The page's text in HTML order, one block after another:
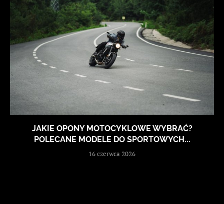
JAKIE OPONY MOTOCYKLOWE WYBRAĆ?
POLECANE MODELE DO SPORTOWYCH...
16 czerwca 2026